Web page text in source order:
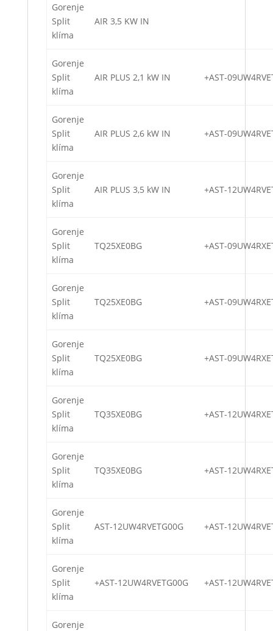
Gorenje
Split
klíma
AIR 3,5 KW IN
Gorenje
Split
klíma
AIR PLUS 2,1 kW IN +AST-
Gorenje
Split
klíma
AIR PLUS 2,6 kW IN +AST-
Gorenje
Split
klíma
AIR PLUS 3,5 kW IN +AST-
Gorenje
Split
klíma
TQ25XE0BG +AST-
Gorenje
Split
klíma
TQ25XE0BG +AST-
Gorenje
Split
klíma
TQ25XE0BG +AST-
Gorenje
Split
klíma
TQ35XE0BG +AST-
Gorenje
Split
klíma
TQ35XE0BG +AST-
Gorenje
Split
klíma
AST-12UW4RVETG00G +AST-
Gorenje
Split
klíma
+AST-12UW4RVETG00G +AST-
Gorenje